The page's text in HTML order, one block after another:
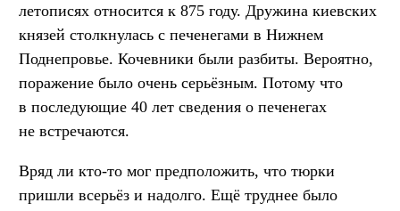
летописях относится к 875 году. Дружина киевских
князей столкнулась с печенегами в Нижнем
Поднепровье. Кочевники были разбиты. Вероятно,
поражение было очень серьёзным. Потому что
в последующие 40 лет сведения о печенегах
не встречаются.
Вряд ли кто-то мог предположить, что тюрки
пришли всерьёз и надолго. Ещё труднее было